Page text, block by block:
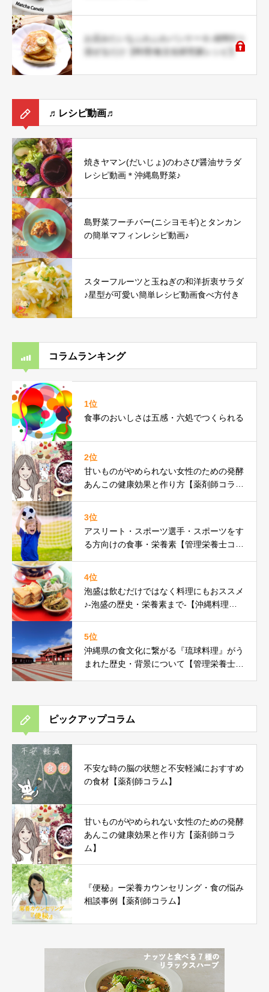
お店みたいなふわふわパンケーキ♪材料5つ
混ぜるだけ【料理/食文化研究家レシピ】
♬レシピ動画♬
焼きヤマン(だいじょ)のわさび醤油サラダ
レシピ動画＊沖縄島野菜♪
島野菜フーチバー(ニシヨモギ)とタンカン
の簡単マフィンレシピ動画♪
スターフルーツと玉ねぎの和洋折衷サラダ
♪星型が可愛い簡単レシピ動画食べ方付き
コラムランキング
1位
食事のおいしさは五感・六処でつくられる
2位
甘いものがやめられない女性のための発酵
あんこの健康効果と作り方【薬剤師コラ
3位
アスリート・スポーツ選手・スポーツをす
る方向けの食事・栄養素【管理栄養士コラ
4位
泡盛は飲むだけではなく料理にもおススメ
♪-泡盛の歴史・栄養素まで-【沖縄料理研
5位
沖縄県の食文化に繋がる『琉球料理』がう
まれた歴史・背景について【管理栄養士コ
ピックアップコラム
不安な時の脳の状態と不安軽減におすすめ
の食材【薬剤師コラム】
甘いものがやめられない女性のための発酵
あんこの健康効果と作り方【薬剤師コラ
ム】
『便秘』ー栄養カウンセリング・食の悩み
相談事例【薬剤師コラム】